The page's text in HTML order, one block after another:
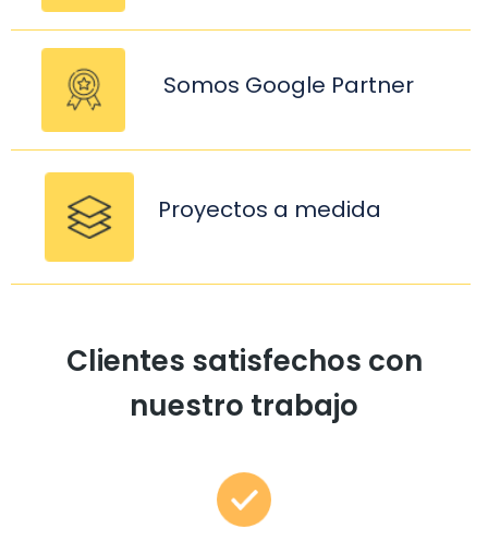
Somos Google Partner
Proyectos a medida
Clientes satisfechos con
nuestro trabajo